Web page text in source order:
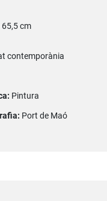
cm
contemporània
Pintura
Port de Maó